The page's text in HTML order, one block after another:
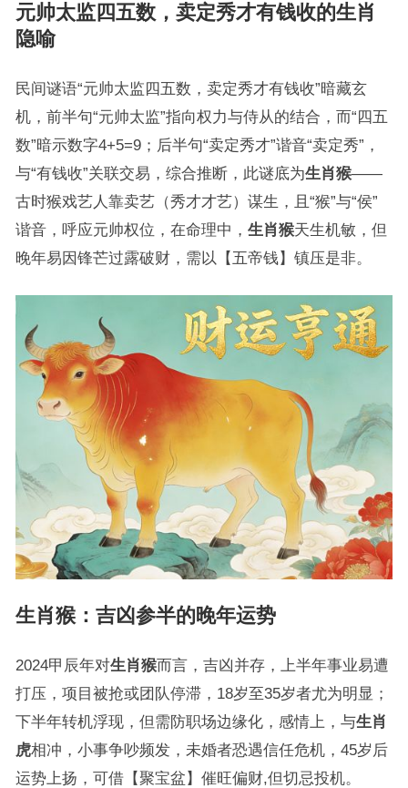
元帅太监四五数，卖定秀才有钱收的生肖
隐喻
民间谜语“元帅太监四五数，卖定秀才有钱收”暗藏玄
机，前半句“元帅太监”指向权力与侍从的结合，而“四五
数”暗示数字4+5=9；后半句“卖定秀才”谐音“卖定秀”，
与“有钱收”关联交易，综合推断，此谜底为生肖猴——
古时猴戏艺人靠卖艺（秀才才艺）谋生，且“猴”与“侯”
谐音，呼应元帅权位，在命理中， 生肖猴天生机敏，但
晚年易因锋芒过露破财，需以【五帝钱】镇压是非。
生肖猴：吉凶参半的晚年运势
2024甲辰年对生肖猴而言，吉凶并存，上半年事业易遭
打压，项目被抢或团队停滞，18岁至35岁者尤为明显；
下半年转机浮现，但需防职场边缘化，感情上，与生肖
虎相冲，小事争吵频发，未婚者恐遇信任危机，45岁后
运势上扬，可借【聚宝盆】催旺偏财,但切忌投机。